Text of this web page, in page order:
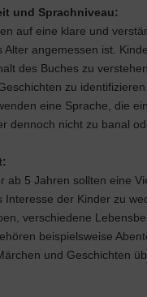
und Sprachniveau:
auf eine klare und
Alter angemessen ist.
des Buches zu
zu
eine Sprache, die
dennoch nicht zu banal
ab 5 Jahren sollten eine
Interesse der Kinder zu
verschiedene
beispielsweise
und Geschichten